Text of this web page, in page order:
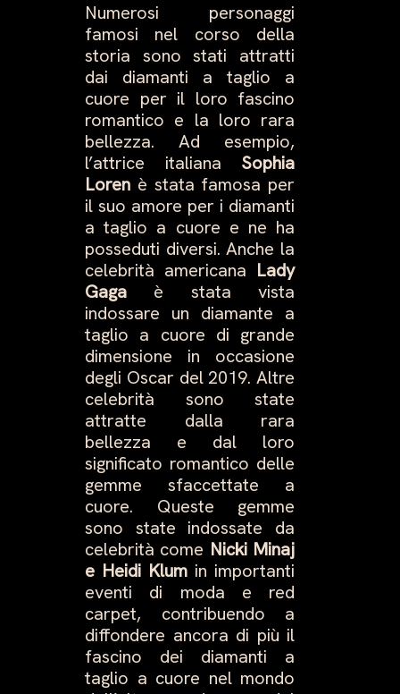
Numerosi personaggi
famosi nel corso della
storia sono stati attratti
dai diamanti a taglio a
cuore per il loro fascino
romantico e la loro rara
bellezza. Ad esempio,
l’attrice italiana Sophia
Loren è stata famosa per
il suo amore per i diamanti
a taglio a cuore e ne ha
posseduti diversi. Anche la
celebrità americana Lady
Gaga è stata vista
indossare un diamante a
taglio a cuore di grande
dimensione in occasione
degli Oscar del 2019. Altre
celebrità sono state
attratte dalla rara
bellezza e dal loro
significato romantico delle
gemme sfaccettate a
cuore. Queste gemme
sono state indossate da
celebrità come Nicki Minaj
e Heidi Klum in importanti
eventi di moda e red
carpet, contribuendo a
diffondere ancora di più il
fascino dei diamanti a
taglio a cuore nel mondo